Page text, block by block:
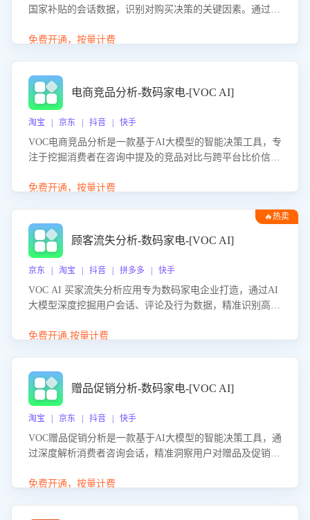
国家补贴的会话数据，识别对购买决策的关键因素。通过AI
化策略，助力商家利用国补政策提升GMV。
免费开通，按量计费
电商竞品分析-数码家电-[VOC AI]
淘宝 | 京东 | 抖音 | 快手
VOC电商竞品分析是一款基于AI大模型的智能决策工具，专
注于挖掘消费者在咨询中提及的竞品对比与跨平台比价信
商品信息，进行多维度交叉对比，并分析消费者的比价行
企业优化营销话术、突出产品与服务优势，有效提升咨询转
化率，避免陷入单纯价格竞争，实现精准扬长避短。
免费开通，按量计费
🔥热卖
顾客流失分析-数码家电-[VOC AI]
京东 | 淘宝 | 抖音 | 拼多多 | 快手
VOC AI 买家流失分析应用专为数码家电企业打造，通过AI
大模型深度挖掘用户会话、评论及行为数据，精准识别高流
应延迟、竞品价格冲击等。系统自动输出可落地的挽回策
免费开通,按量计费
赠品促销分析-数码家电-[VOC AI]
淘宝 | 京东 | 抖音 | 快手
VOC赠品促销分析是一款基于AI大模型的智能决策工具，通
过深度解析消费者咨询会话，精准洞察用户对赠品及促销政
销诉求，帮助企业制定个性化赠品组合策略，优化资源投放
免费开通，按量计费